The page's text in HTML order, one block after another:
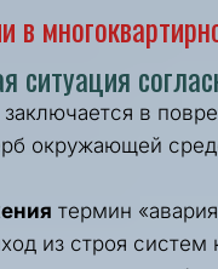
в
ситуация
заключается в
окружающей
термин
из строя